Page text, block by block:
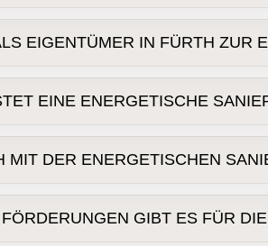
Sanierung senkt
EIGENTÜMER IN FÜRTH ZUR
beim Kauf
EINE ENERGETISCHE
Förderprogrammen KfW
MIT DER ENERGETISCHEN
bis zu 20%
GIBT ES FÜR